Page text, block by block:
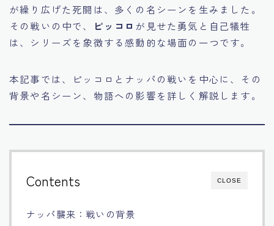
اللغة العربية
Français
Bahasa Indonesia
が繰り広げた死闘は、多くの名シーンを生みました。
その戦いの中で、
ピッコロ が見せた勇気と自己犠牲
は、シリーズを象徴する感動的な場面の一つです。
本記事では、ピッコロとナッパの戦いを中心に、その
背景や名シーン、物語への影響を詳しく解説します。
CLOSE
Contents
ナッパ襲来：戦いの背景